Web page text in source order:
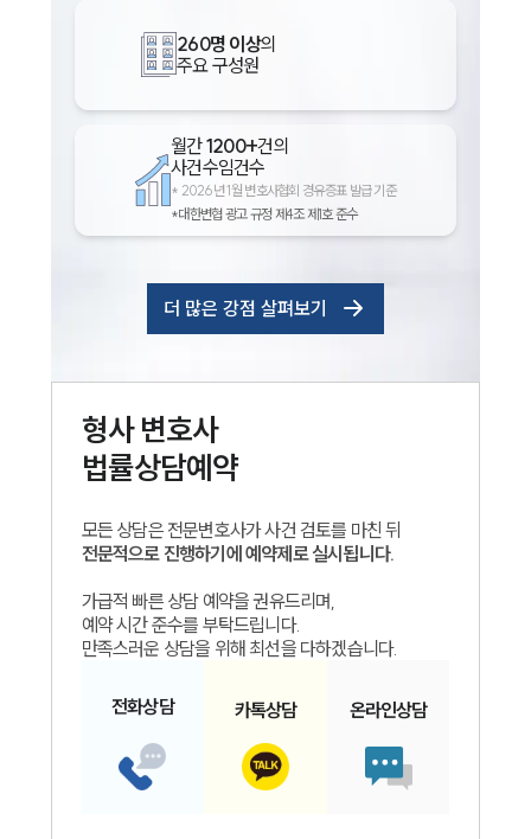
260명 이상의
주요 구성원
월간1200+건의
사건수임건수
* 2026년 1월 변호사협회 경유증표 발급 기준
*대한변협 광고 규정 제4조 제1호 준수
더 많은 강점 살펴보기
형사변호사
법률상담예약
모든 상담은 전문변호사가 사건 검토를 마친 뒤
전문적으로 진행하기에 예약제로 실시됩니다.
가급적 빠른 상담 예약을 권유드리며,
예약 시간 준수를 부탁드립니다.
만족스러운 상담을 위해 최선을 다하겠습니다.
전화상담 카톡상담 온라인상담